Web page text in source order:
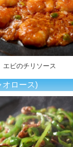
エビのチリソース
オロース)